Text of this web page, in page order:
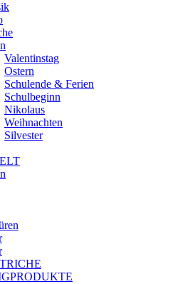
Valentinstag
Ostern
Schulende & Ferien
Schulbeginn
Nikolaus
Weihnachten
Silvester